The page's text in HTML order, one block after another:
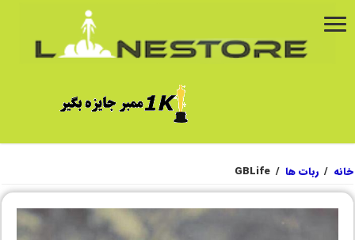
خانه / ربات ها /
GBLife